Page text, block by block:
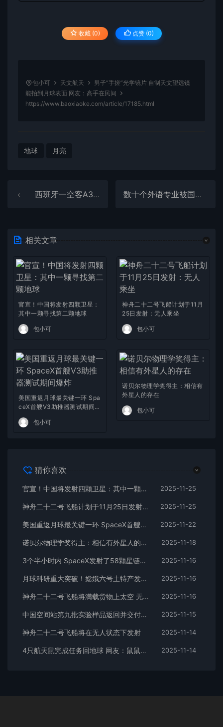
收藏 (0) 点赞 (0)
包小可 天文航天
男子“手搓”光学镜片 自制天文望远镜
能拍到月球表面 网友：高手在民间
https://www.baoxiaoke.com/article/17185.html
地球 月亮
西班牙一空客A321起飞后遭鸟击：机头严重受损 被迫返航 数十个外语专业被国内多所大学裁撤：AI背景下 英语专业还有必要吗
相关文章
官宣！中国将发射四颗卫星：
其中一颗寻找第二颗地球
包小可
神舟二十二号飞船计划于11月
25日发射：无人乘坐
包小可
美国重返月球最关键一环 Spa
ceX首艘V3助推器测试期间爆
炸
包小可
诺贝尔物理学奖得主：相信有
外星人的存在
包小可
猜你喜欢
官宣！中国将发射四颗卫星：其中一颗寻找第二颗地球 2025-11-25
神舟二十二号飞船计划于11月25日发射：无人乘坐 2025-11-25
美国重返月球最关键一环 SpaceX首艘V3助推器测试期间爆炸 2025-11-22
诺贝尔物理学奖得主：相信有外星人的存在 2025-11-18
3个半小时内 SpaceX发射了58颗星链卫星 2025-11-16
月球科研重大突破！嫦娥六号土特产发现“铁锈” 2025-11-16
神舟二十二号飞船将满载货物上太空 无人状态下择机发射 2025-11-16
中国空间站第九批实验样品返回并交付科学家：包含四只太空小鼠 2025-11-15
神舟二十二号飞船将在无人状态下发射 2025-11-14
4只航天鼠完成任务回地球 网友：鼠鼠我啊回地球了 2025-11-14